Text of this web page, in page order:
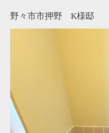
野々市市押野 K様邸